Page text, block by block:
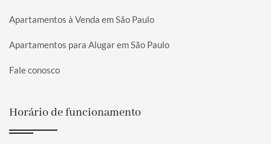
Apartamentos à Venda em São Paulo
Apartamentos para Alugar em São Paulo
Fale conosco
Horário de funcionamento